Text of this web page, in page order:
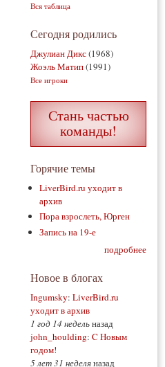
Вся таблица
Сегодня родились
Джулиан Дикс(1968)
Жоэль Матип(1991)
Все игроки
Стань частью
команды!
Горячие темы
LiverBird.ru уходит в
архив
Пора взрослеть, Юрген
Запись на 19-е
подробнее
Новое в блогах
Ingumsky: LiverBird.ru
уходит в архив
1 год 14 недельназад
john_houlding: C Новым
годом!
5 лет 31 неделяназад